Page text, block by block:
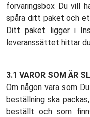
förvaringsbox Du vill
spåra ditt paket och
Ditt paket ligger i
leveranssättet hittar
3.1 VAROR SOM ÄR
Om någon vara som
beställning ska
beställt och som